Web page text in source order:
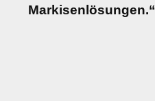
Markisenlösungen.“